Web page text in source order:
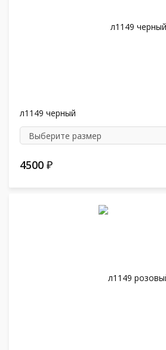
л1149 черный
4500 ₽